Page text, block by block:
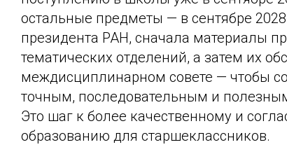
остальные предметы — в сентябре
президента РАН, сначала материалы
тематических отделений, а затем их
междисциплинарном совете — чтобы
точным, последовательным и
Это шаг к более качественному и
образованию для старшеклассников.